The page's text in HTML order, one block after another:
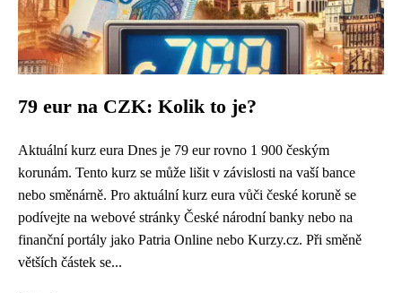
79 eur na CZK: Kolik to je?
Aktuální kurz eura Dnes je 79 eur rovno 1 900 českým
korunám. Tento kurz se může lišit v závislosti na vaší bance
nebo směnárně. Pro aktuální kurz eura vůči české koruně se
podívejte na webové stránky České národní banky nebo na
finanční portály jako Patria Online nebo Kurzy.cz. Při směně
větších částek se...